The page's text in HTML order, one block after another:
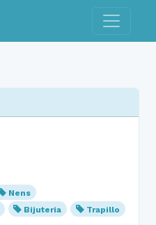
Toggle
Nens
Bijuteria Trapillo